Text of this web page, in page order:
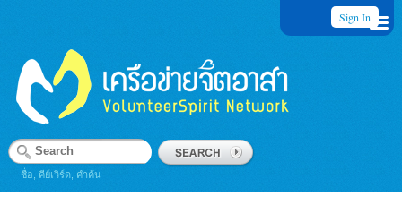
Sign In
ชื่อ, คีย์เวิร์ด, คำค้น